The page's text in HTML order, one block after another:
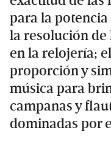
para la
la resolución
en la relojería;
proporción y
música para
campanas y
dominadas por